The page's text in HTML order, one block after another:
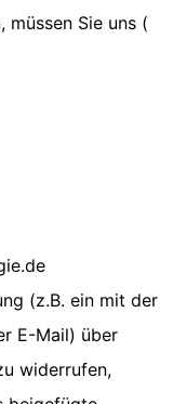
müssen Sie uns (
(z.B. ein mit der
E-Mail) über
widerrufen,